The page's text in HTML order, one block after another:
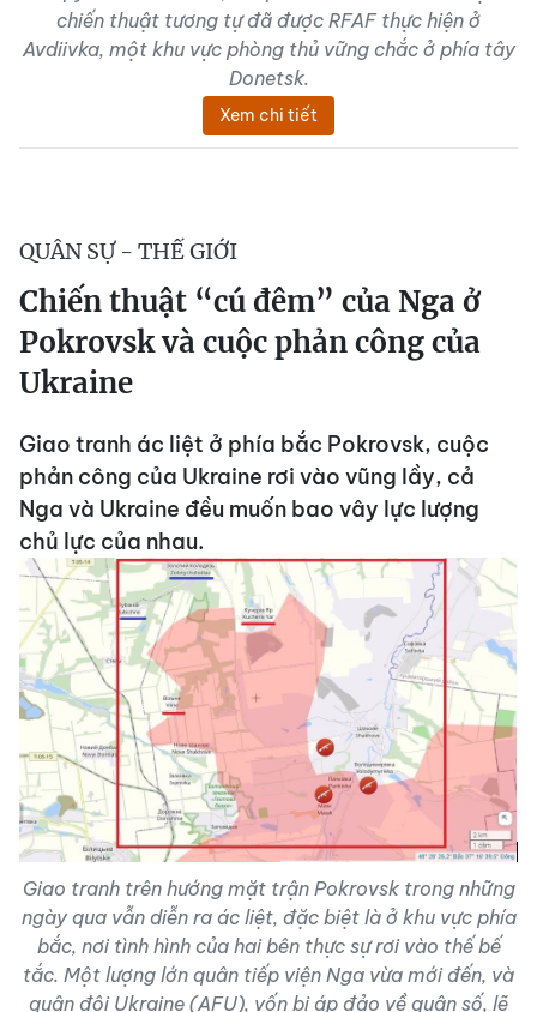
chiến thuật tương tự đã được RFAF thực hiện ở
Avdiivka, một khu vực phòng thủ vững chắc ở phía tây
Donetsk.
Xem chi tiết
QUÂN SỰ - THẾ GIỚI
Chiến thuật “cú đêm” của Nga ở
Pokrovsk và cuộc phản công của
Ukraine
Giao tranh ác liệt ở phía bắc Pokrovsk, cuộc
phản công của Ukraine rơi vào vũng lầy, cả
Nga và Ukraine đều muốn bao vây lực lượng
chủ lực của nhau.
Giao tranh trên hướng mặt trận Pokrovsk trong những
ngày qua vẫn diễn ra ác liệt, đặc biệt là ở khu vực phía
bắc, nơi tình hình của hai bên thực sự rơi vào thế bế
tắc. Một lượng lớn quân tiếp viện Nga vừa mới đến, và
quân đội Ukraine (AFU), vốn bị áp đảo về quân số, lẽ